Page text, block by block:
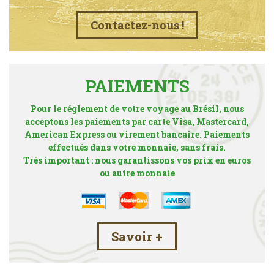
Contactez-nous !
PAIEMENTS
Pour le réglement de votre voyage au Brésil, nous
acceptons les paiements par carte Visa, Mastercard,
American Express ou virement bancaire. Paiements
effectués dans votre monnaie, sans frais.
Très important : nous garantissons vos prix en euros
ou autre monnaie
Savoir +